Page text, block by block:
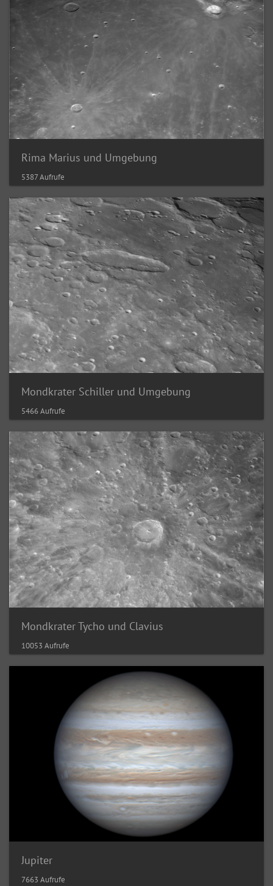
Rima Marius und Umgebung
5387 Aufrufe
Mondkrater Schiller und Umgebung
5466 Aufrufe
Mondkrater Tycho und Clavius
10053 Aufrufe
Jupiter
7663 Aufrufe